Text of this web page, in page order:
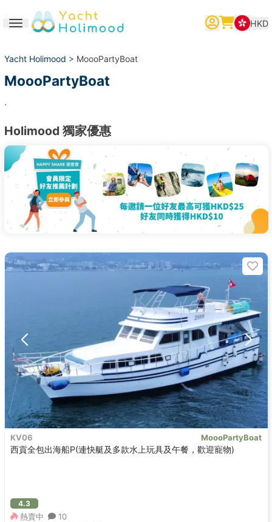
Toggle navigation HKD
Yacht Holimood > MoooPartyBoat
MoooPartyBoat
.
Holimood 獨家優惠
KV06 MoooPartyBoat
西貢全包出海船P(連快艇及多款水上玩具及午餐，歡迎寵物)
4.3
熱賣中 10